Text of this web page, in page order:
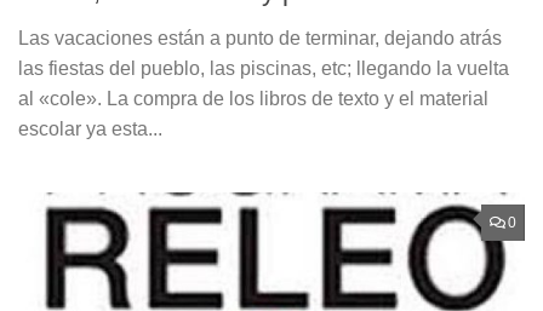
Las vacaciones están a punto de terminar, dejando atrás
las fiestas del pueblo, las piscinas, etc; llegando la vuelta
al «cole». La compra de los libros de texto y el material
escolar ya esta...
0